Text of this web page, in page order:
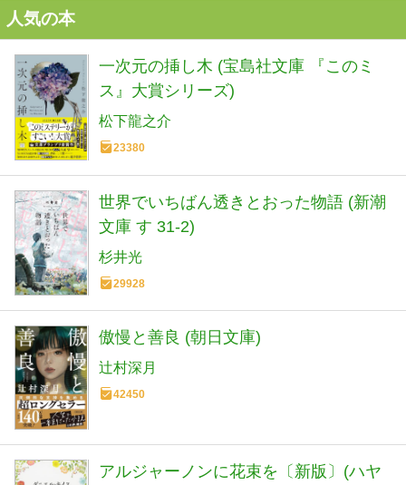
人気の本
一次元の挿し木 (宝島社文庫 『このミ
ス』大賞シリーズ)
松下龍之介
23380
世界でいちばん透きとおった物語 (新潮
文庫 す 31-2)
杉井光
29928
傲慢と善良 (朝日文庫)
辻村深月
42450
アルジャーノンに花束を〔新版〕(ハヤ